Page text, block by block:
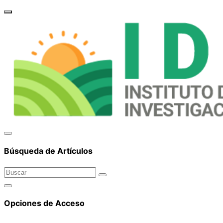
Búsqueda de Artículos
Opciones de Acceso